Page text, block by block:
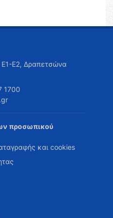
Ε1-Ε2, Δραπετσώνα
1700
προσωπικού
και cookies